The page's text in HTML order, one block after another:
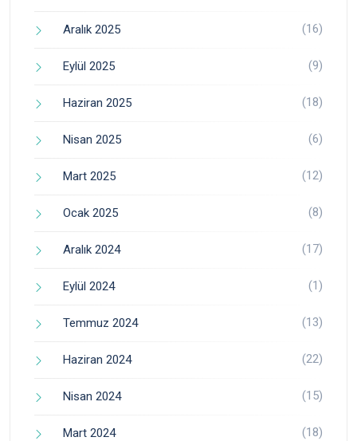
Aralık 2025 (16)
Eylül 2025 (9)
Haziran 2025 (18)
Nisan 2025 (6)
Mart 2025 (12)
Ocak 2025 (8)
Aralık 2024 (17)
Eylül 2024 (1)
Temmuz 2024 (13)
Haziran 2024 (22)
Nisan 2024 (15)
Mart 2024 (18)